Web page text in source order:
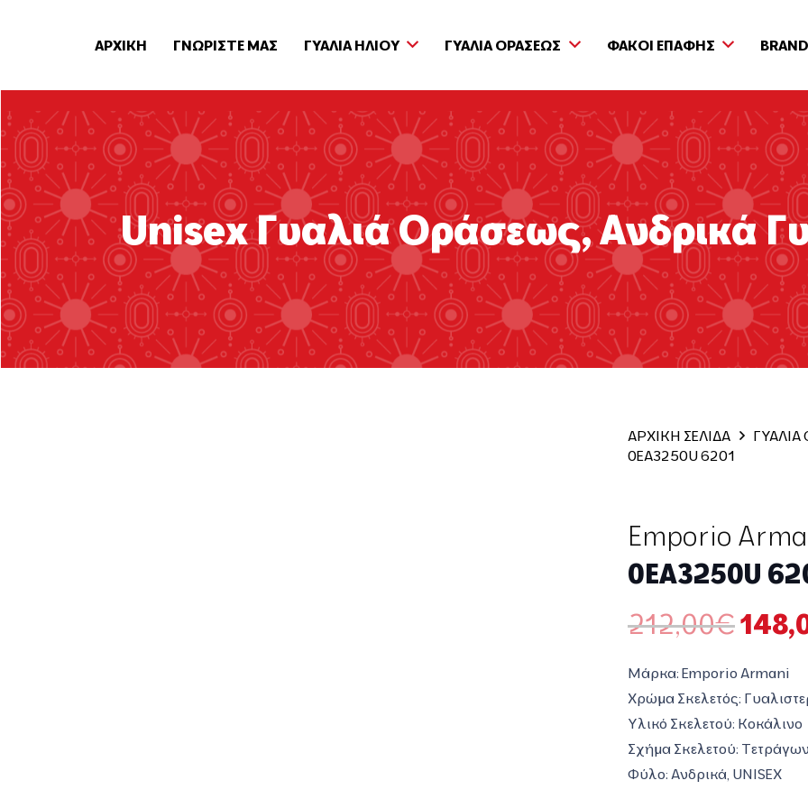
ΑΡΧΙΚΗ ΓΝΩΡΙΣΤΕ ΜΑΣ ΓΥΑΛΙΑ ΗΛΙΟΥ ΓΥΑΛΙΑ ΟΡΑΣΕΩΣ ΦΑΚΟΙ ΕΠΑΦΗΣ
Unisex Γυαλιά Οράσεως,Ανδρικά
ΑΡΧΙΚΗ ΣΕΛΙΔΑ ΓΥΑΛΙΑ
0EA3250U 6201
Emporio
0EA3250U
212,00€
price
was:
Μάρκα: Emporio Armani
Χρώμα Σκελετός:
Υλικό Σκελετού: Κοκάλινο
Σχήμα Σκελετού:
Φύλο: Ανδρικά, UNISEX